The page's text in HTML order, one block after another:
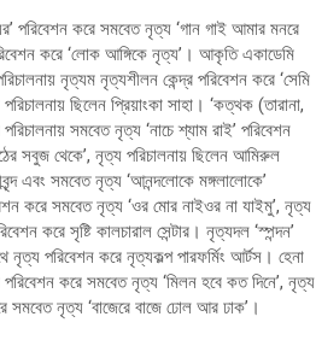
পরিবেশন করে সমবেত নৃত্য ‘গান গাই আমার মনরে
করে ‘লোক আঙ্গিকে নৃত্য’। আকৃতি একাডেমি
নৃত্যম নৃত্যশীলন কেন্দ্র পরিবেশন করে ‘সেমি
ছিলেন প্রিয়াংকা সাহা। ‘কত্থক (তারানা,
সমবেত নৃত্য ‘নাচে শ্যাম রাই’ পরিবেশন
সবুজ থেকে’, নৃত্য পরিচালনায় ছিলেন আমিরুল
এবং সমবেত নৃত্য ‘আনন্দলোকে মঙ্গলালোকে’
করে সমবেত নৃত্য ‘ওর মোর নাইওর না যাইমু’, নৃত্য
করে সৃষ্টি কালচারাল সেন্টার। নৃত্যদল ‘স্পন্দন’
নৃত্য পরিবেশন করে নৃত্যকল্প পারফর্মিং আর্টস। হেনা
পরিবেশন করে সমবেত নৃত্য ‘মিলন হবে কত দিনে’, নৃত্য
সমবেত নৃত্য ‘বাজেরে বাজে ঢোল আর ঢাক’।